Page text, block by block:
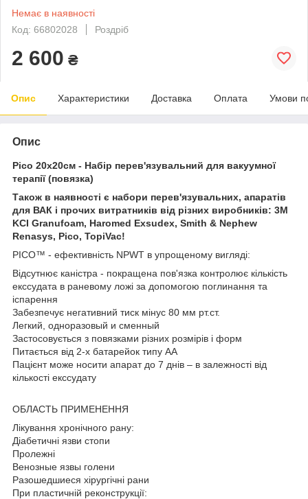
Немає в наявності
Код: 66802028
Роздріб
2 600 ₴
Опис Характеристики Доставка Оплата Умови
Опис
Pico 20x20см - Набір перев'язувальний для вакуумної
терапії (повязка)
Також в наявності є набори перев'язувальних, апаратів
для ВАК і прочих витратників від різних виробників: 3M
KCI Granufoam, Haromed Exsudex, Smith & Nephew
Renasys, Pico, TopiVac!
PICO™ - ефективність NPWT в упрощеному вигляді:
Відсутнює каністра - покращена пов'язка контролює кількість
екссудата в раневому ложі за допомогою поглинання та
іспарення
Забезпечує негативний тиск мінус 80 мм рт.ст.
Легкий, одноразовый и сменный
Застосовується з повязками різних розмірів і форм
Питається від 2-х батарейок типу АА
Пацієнт може носити апарат до 7 днів – в залежності від
кількості екссудату
ОБЛАСТЬ ПРИМЕНЕННЯ
Лікування хронічного рану:
Діабетичні язви стопи
Пролежні
Венозные язвы голени
Разошедшиеся хірургічні рани
При пластичній реконструкції: